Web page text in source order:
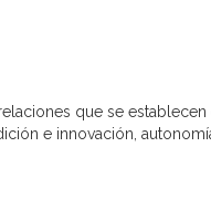
que se
e innovación,